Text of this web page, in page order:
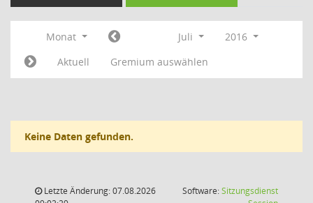
Monat Juli
2016
Aktuell
Gremium auswählen
Keine Daten gefunden.
Letzte Änderung: 07.08.2026
Software:Sitzungsdienst